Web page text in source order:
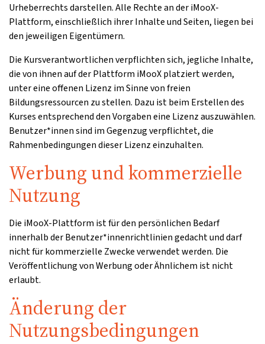
Urheberrechts darstellen. Alle Rechte an der iMooX-
Plattform, einschließlich ihrer Inhalte und Seiten, liegen bei
den jeweiligen Eigentümern.
Die Kursverantwortlichen verpflichten sich, jegliche Inhalte,
die von ihnen auf der Plattform iMooX platziert werden,
unter eine offenen Lizenz im Sinne von freien
Bildungsressourcen zu stellen. Dazu ist beim Erstellen des
Kurses entsprechend den Vorgaben eine Lizenz auszuwählen.
Benutzer*innen sind im Gegenzug verpflichtet, die
Rahmenbedingungen dieser Lizenz einzuhalten.
Werbung und kommerzielle
Nutzung
Die iMooX-Plattform ist für den persönlichen Bedarf
innerhalb der Benutzer*innenrichtlinien gedacht und darf
nicht für kommerzielle Zwecke verwendet werden. Die
Veröffentlichung von Werbung oder Ähnlichem ist nicht
erlaubt.
Änderung der
Nutzungsbedingungen